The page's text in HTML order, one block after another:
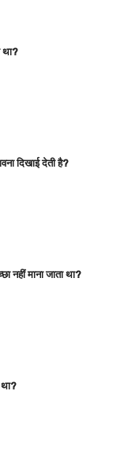
था?
दिखाई देती है?
नहीं माना जाता था?